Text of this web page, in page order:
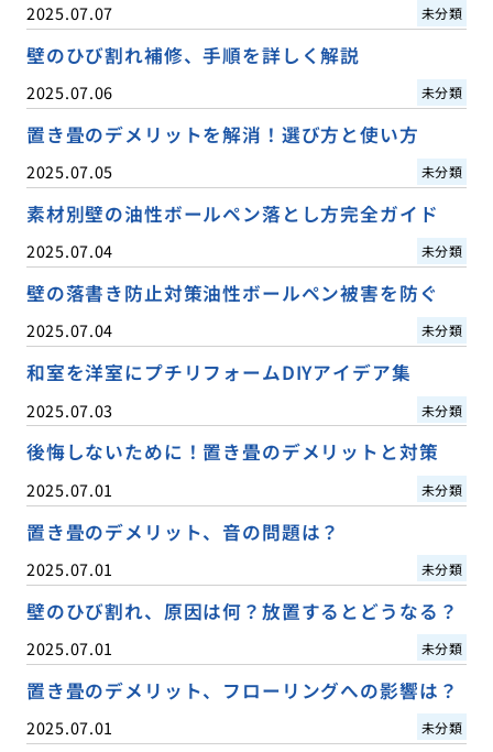
2025.07.07 未分類
壁のひび割れ補修、手順を詳しく解説
2025.07.06 未分類
置き畳のデメリットを解消！選び方と使い方
2025.07.05 未分類
素材別壁の油性ボールペン落とし方完全ガイド
2025.07.04 未分類
壁の落書き防止対策油性ボールペン被害を防ぐ
2025.07.04 未分類
和室を洋室にプチリフォームDIYアイデア集
2025.07.03 未分類
後悔しないために！置き畳のデメリットと対策
2025.07.01 未分類
置き畳のデメリット、音の問題は？
2025.07.01 未分類
壁のひび割れ、原因は何？放置するとどうなる？
2025.07.01 未分類
置き畳のデメリット、フローリングへの影響は？
2025.07.01 未分類